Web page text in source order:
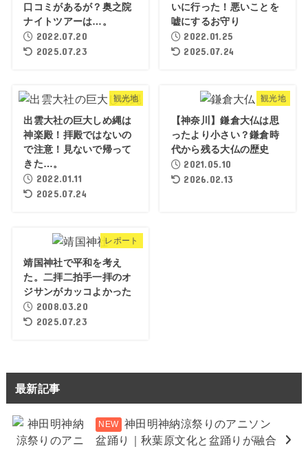
口コミがあるが？奥之院
ナイトツアーは…。
2022.07.20
2025.07.23
いに行った！悪いことを
嘘にするお守り
2022.01.25
2025.07.24
観光地
出雲大社の巨大しめ縄は
神楽殿！拝殿ではないの
で注意！見ないで帰って
きた…。
2022.01.11
2025.07.24
観光地
【神奈川】鎌倉大仏は思
ったより小さい？鎌倉時
代から残る大仏の歴史
2021.05.10
2026.02.13
レポート
靖国神社で平和を考え
た。二拝二拍手一拝のオ
ジサンがカッコよかった
2008.03.20
2025.07.23
最新記事
神田明神納涼祭りのアニソン
盆踊り｜秋葉原文化と盆踊りが融合